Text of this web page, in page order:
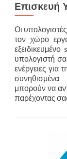
Επισκευή
Οι
τον χώρο
υπολογιστή
ενέργειες για
μπορούν να
παρέχοντας